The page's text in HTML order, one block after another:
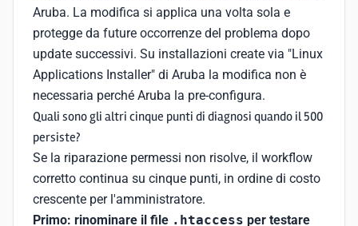
Aruba. La modifica si applica una volta sola e
protegge da future occorrenze del problema dopo
update successivi. Su installazioni create via "Linux
Applications Installer" di Aruba la modifica non è
necessaria perché Aruba la pre-configura.
Quali sono gli altri cinque punti di diagnosi quando il 500
persiste?
Se la riparazione permessi non risolve, il workflow
corretto continua su cinque punti, in ordine di costo
crescente per l'amministratore.
Primo: rinominare il file .htaccess per testare